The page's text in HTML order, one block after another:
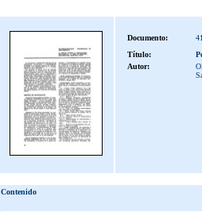
Documento:
Título:
Autor:
Contenido